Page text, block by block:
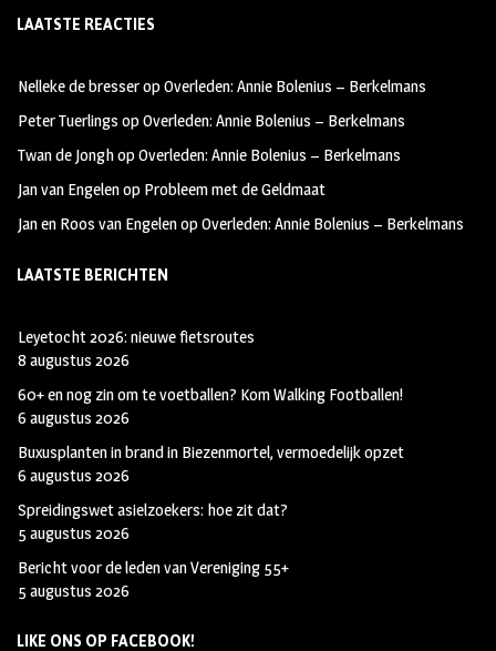
b
oo
k
ag
m
tt
LAATSTE REACTIES
Nelleke de bresseropOverleden: Annie Bolenius – Berkelmans
Peter Tuerlings opOverleden: Annie Bolenius – Berkelmans
Twan de JonghopOverleden: Annie Bolenius – Berkelmans
Jan van Engelenop Probleem met de Geldmaat
Jan en Roos van EngelenopOverleden: Annie Bolenius – Berkelmans
LAATSTE BERICHTEN
Leyetocht 2026: nieuwe fietsroutes
8 augustus 2026
60+ en nog zin om te voetballen? Kom Walking Footballen!
6 augustus 2026
Buxusplanten in brand in Biezenmortel, vermoedelijk opzet
6 augustus 2026
Spreidingswet asielzoekers: hoe zit dat?
5 augustus 2026
Bericht voor de leden van Vereniging 55+
5 augustus 2026
LIKE ONS OP FACEBOOK!